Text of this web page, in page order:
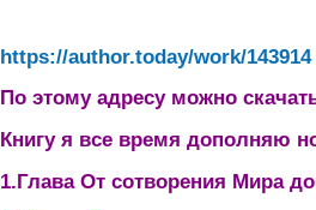
https://author.today/work/143914
По этому адресу можно
Книгу я все время дополняю
1.Глава От сотворения Мира